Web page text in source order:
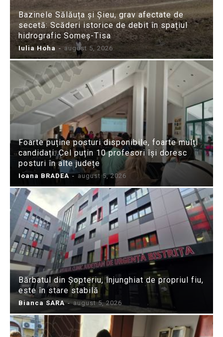
Bazinele Sălăuța și Șieu, grav afectate de
secetă: Scăderi istorice de debit în spațiul
hidrografic Someș-Tisa
Iulia Hoha - august 5, 2026
Foarte puține posturi disponibile, foarte mulți
candidați: Cel puțin 10 profesori își doresc
posturi în alte județe
Ioana BRADEA - august 5, 2026
Bărbatul din Șopteriu, înjunghiat de propriul fiu,
este în stare stabilă
Bianca SARA - august 5, 2026